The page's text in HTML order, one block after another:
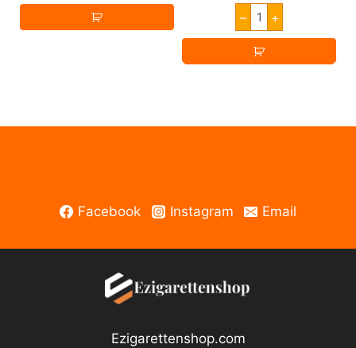
–
Vampire
Vape
Charger
30ml
Menge
+
Facebook Instagram Email
Ezigarettenshop.com